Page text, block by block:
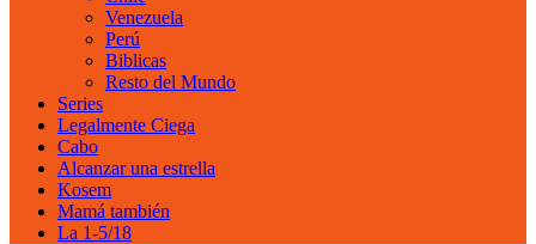
Venezuela
Perú
Biblicas
Resto del Mundo
Series
Legalmente Ciega
Cabo
Alcanzar una estrella
Kosem
Mamá también
La 1-5/18